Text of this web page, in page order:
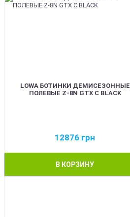
LOWA БОТИНКИ ДЕМИСЕЗОННЫЕ
ПОЛЕВЫЕ Z-8N GTX C BLACK
12876 грн
В КОРЗИНУ